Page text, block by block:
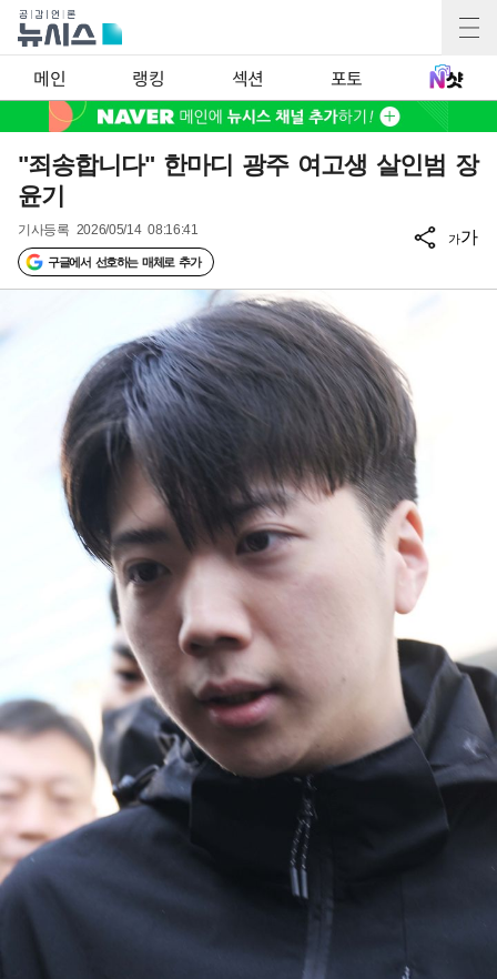
메인 랭킹 섹션 포토
"죄송합니다" 한마디 광주 여고생 살인범 장
윤기
기사등록 2026/05/14 08:16:41
구글에서 선호하는 매체로 추가
가가